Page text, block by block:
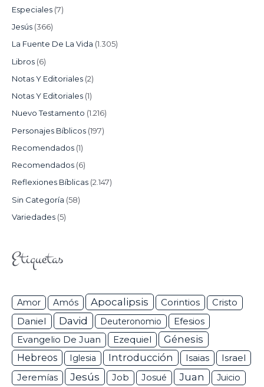
Especiales (7)
Jesús (366)
La Fuente De La Vida (1.305)
Libros (6)
Notas Y Editoriales (2)
Notas Y Editoriales (1)
Nuevo Testamento (1.216)
Personajes Bíblicos (197)
Recomendados (1)
Recomendados (6)
Reflexiones Bíblicas (2.147)
Sin Categoría (58)
Variedades (5)
Etiquetas
Amor Amós Apocalipsis Corintios Cristo
Daniel David Deuteronomio Efesios
Evangelio De Juan Ezequiel
Génesis
Hebreos
Iglesia Introducción Isaias Israel
Jeremías Jesús Job Josué Juan
Juicio